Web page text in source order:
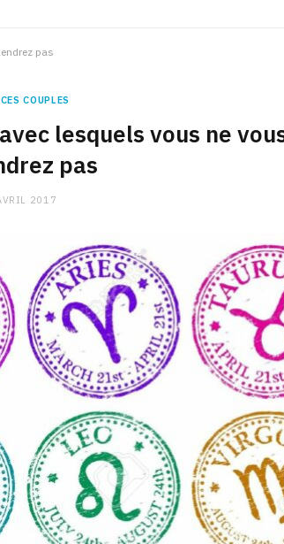
pas
COUPLES
lesquels vous ne
pas
2017
CHARGE
Stress après
comment
9 JANVIER